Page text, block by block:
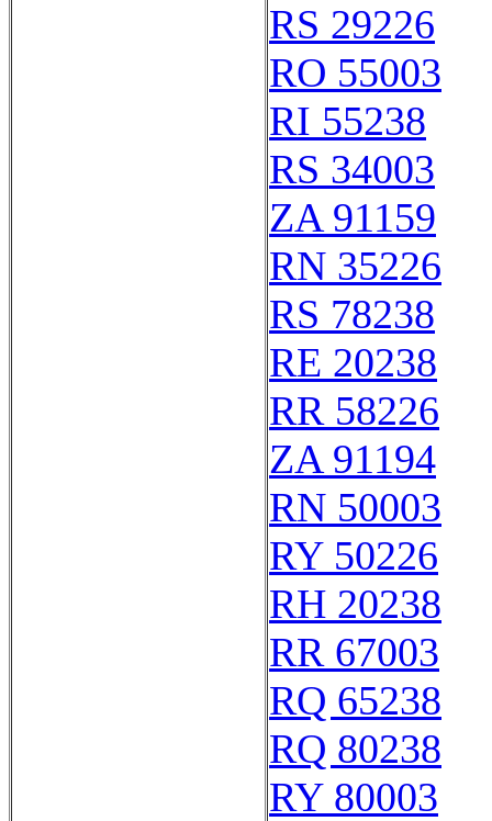
RS 29226
RO 55003
RI 55238
RS 34003
ZA 91159
RN 35226
RS 78238
RE 20238
RR 58226
ZA 91194
RN 50003
RY 50226
RH 20238
RR 67003
RQ 65238
RQ 80238
RY 80003